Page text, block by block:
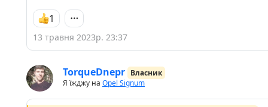
1
13 травня 2023р. 23:37
TorqueDnepr Власник
Я їжджу на Opel Signum